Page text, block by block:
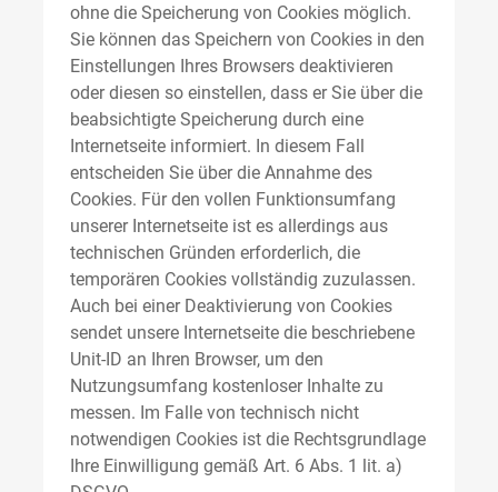
ohne die Speicherung von Cookies möglich.
Sie können das Speichern von Cookies in den
Einstellungen Ihres Browsers deaktivieren
oder diesen so einstellen, dass er Sie über die
beabsichtigte Speicherung durch eine
Internetseite informiert. In diesem Fall
entscheiden Sie über die Annahme des
Cookies. Für den vollen Funktionsumfang
unserer Internetseite ist es allerdings aus
technischen Gründen erforderlich, die
temporären Cookies vollständig zuzulassen.
Auch bei einer Deaktivierung von Cookies
sendet unsere Internetseite die beschriebene
Unit-ID an Ihren Browser, um den
Nutzungsumfang kostenloser Inhalte zu
messen. Im Falle von technisch nicht
notwendigen Cookies ist die Rechtsgrundlage
Ihre Einwilligung gemäß Art. 6 Abs. 1 lit. a)